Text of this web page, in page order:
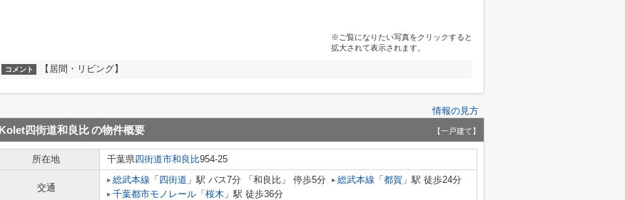
※ご覧になりたい写真をクリックすると
拡大されて表示されます。
コメント 【居間・リビング】
情報の見方
Kolet四街道和良比の物件概要 【一戸建て】
所在地 千葉県四街道市和良比954-25
交通
総武本線 「 四街道 」駅 バス7分 「和良比」 停歩5分 総武本線 「 都賀 」駅 徒歩24分
千葉都市モノレール 「 桜木 」駅 徒歩36分